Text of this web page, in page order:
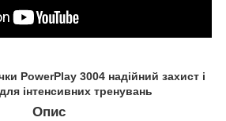
PowerPlay 3004 надійний захист і
інтенсивних тренувань
Опис